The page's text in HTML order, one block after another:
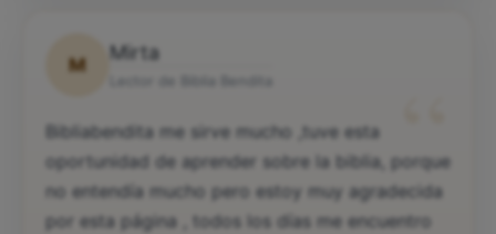
M
Mirta
“
Bibliabendita me sirve mucho ,tuve esta
oportunidad de aprender sobre la biblia, porque
no entendía mucho pero estoy muy agradecida
por esta página , todos los días me encuentro